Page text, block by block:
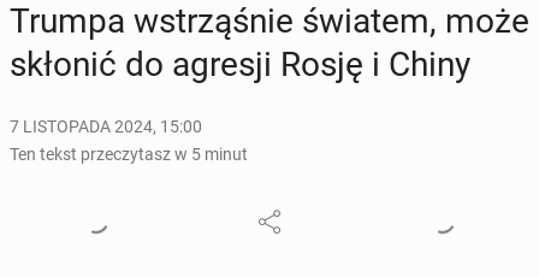
Trumpa wstrzą­śnie światem, może
skłonić do agresji Rosję i Chiny
7 LISTOPADA 2024, 15:00
Ten tekst przeczytasz w 5 minut